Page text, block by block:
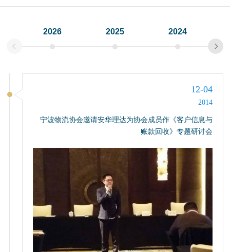
2026 2025 2024
12-04
2014
宁波物流协会邀请安华理达为协会成员作《客户信息与
账款回收》专题研讨会